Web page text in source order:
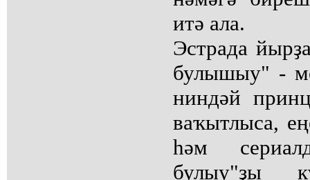
итә ала.
Эстрада
булышыу" -
ниндәй
ваҡытлыса,
һәм
булыу"ҙы